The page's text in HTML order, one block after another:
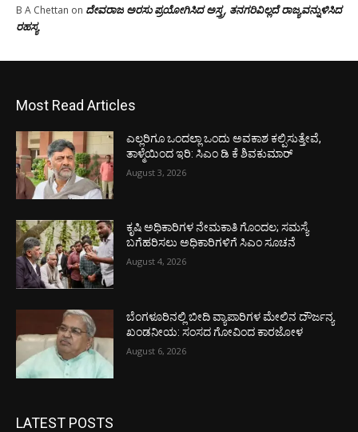
B A Chettan on ದೇವರಾಜ ಅರಸು ಪ್ರಯೋಗಿಸಿದ ಅಸ್ತ್ರ, ತನಗರಿವಿಲ್ಲದೆ ರಾಜ್ಯವನ್ನುಳಿಸಿದ
ರಹಸ್ಯ
Most Read Articles
ಎಲ್ಲರಿಗೂ ಒಂದಲ್ಲಾ ಒಂದು ಅವಕಾಶ ಕಲ್ಪಿಸುತ್ತೇವೆ,
ತಾಳ್ಮೆಯಿಂದ ಇರಿ: ಸಿಎಂ ಡಿ ಕೆ ಶಿವಕುಮಾರ್
August 3, 2026
ಕೃಷಿ ಅಧಿಕಾರಿಗಳ ನೇಮಕಾತಿ ಗೊಂದಲ; ಸಮಸ್ಯೆ
ಬಗೆಹರಿಸಲು ಅಧಿಕಾರಿಗಳಿಗೆ ಸಿಎಂ ಸೂಚನೆ
August 4, 2026
ಬೆಂಗಳೂರಿನಲ್ಲಿ ಬೀದಿ ವ್ಯಾಪಾರಿಗಳ ಮೇಲಿನ ದೌರ್ಜನ್ಯ
ಖಂಡನೀಯ: ಸಂಸದ ಗೋವಿಂದ ಕಾರಜೋಳ
August 6, 2026
LATEST POSTS